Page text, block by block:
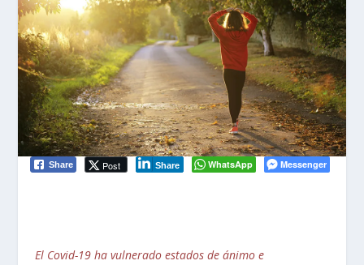
Share Post Share WhatsApp Messenger
El Covid-19 ha vulnerado estados de ánimo e